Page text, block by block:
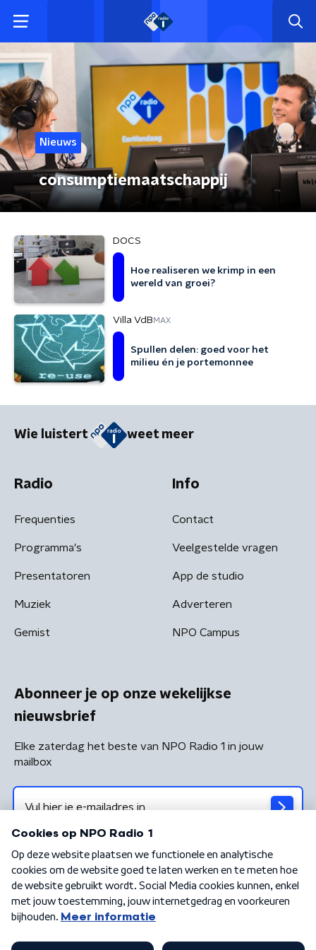
Nieuws
consumptiemaatschappij
DOCS
Hoe realiseren we krimp in een
wereld van groei?
Villa VdB MAX
Spullen delen: goed voor het
milieu én je portemonnee
Wie luistert weet meer
Radio
Frequenties
Programma's
Presentatoren
Muziek
Gemist
Info
Contact
Veelgestelde vragen
App de studio
Adverteren
NPO Campus
Abonneer je op onze wekelijkse
nieuwsbrief
Elke zaterdag het beste van NPO Radio 1 in jouw
mailbox
Algemene voorwaarden